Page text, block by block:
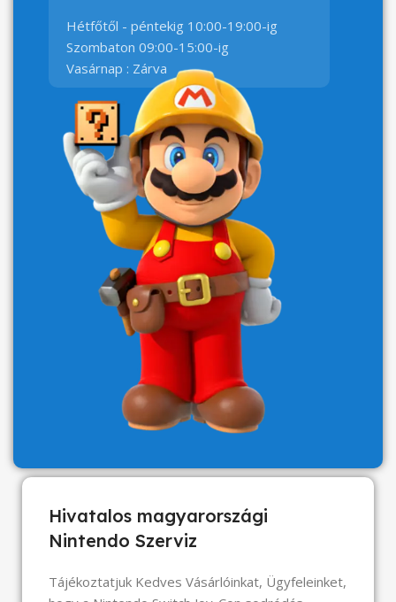
Hétfőtől - péntekig 10:00-19:00-ig
Szombaton 09:00-15:00-ig
Vasárnap : Zárva
Hivatalos magyarországi
Nintendo Szerviz
Tájékoztatjuk Kedves Vásárlóinkat, Ügyfeleinket,